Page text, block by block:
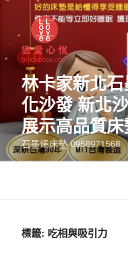
林卡家新北
化沙發 新北
展示高品質
石墨烯床墊 0958971568
標籤: 吃相與吸引力